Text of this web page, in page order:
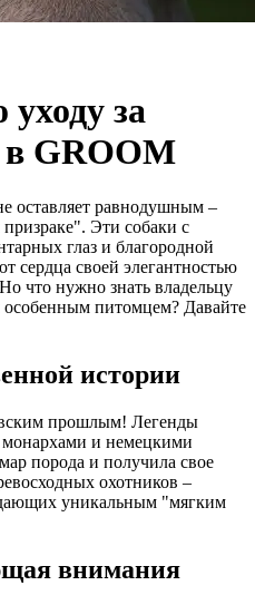
за
GROOM
оставляет равнодушным –
Эти собаки с
глаз и благородной
сердца своей элегантностью
что нужно знать владельцу
особенным питомцем? Давайте
истории
прошлым! Легенды
и немецкими
порода и получила свое
охотников –
уникальным "мягким
внимания